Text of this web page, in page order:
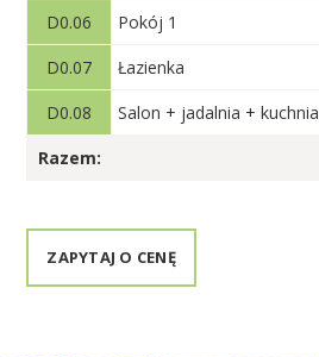
D0.06 Pokój 1
D0.07 Łazienka
D0.08 Salon + jadalnia + kuchnia
Razem:
ZAPYTAJ O CENĘ